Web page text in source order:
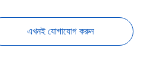
এখনই যোগাযোগ করুন